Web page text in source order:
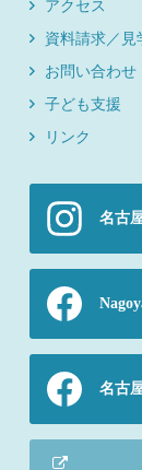
アクセス
資料請求／見
お問い合わせ
子ども支援
リンク
名古
名古